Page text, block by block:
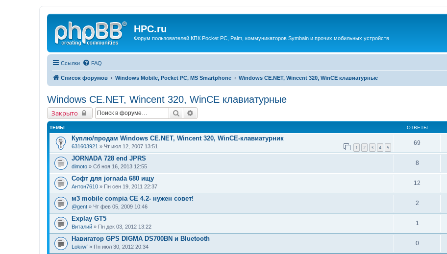
HPC.ru
Форум пользователей КПК Pocket PC, Palm, коммуникаторов Symbain и прочих мобильных устройств
Ссылки FAQ
Список форумов Windows Mobile, Pocket PC, MS Smartphone Windows CE.NET, Wincent 320, WinCE клавиатурные
Windows CE.NET, Wincent 320, WinCE клавиатурные
Закрыто Поиск
ТЕМЫ ОТВЕТЫ
Куплю/продам Windows CE.NET, Wincent 320, WinCE-клавиатурник
631603921 » Чт июл 12, 2007 13:51 1 2 3 4 5
69
JORNADA 728 end JPRS
dimoto » Сб ноя 16, 2013 12:55
8
Софт для jornada 680 ищу
Антон7610 » Пн сен 19, 2011 22:37
12
м3 mobile compia CE 4.2- нужен совет!
@gent » Чт фев 05, 2009 10:46
2
Explay GT5
Виталий » Пн дек 03, 2012 13:22
1
Навигатор GPS DIGMA DS700BN и Bluetooth
Lokiiwf » Пн июл 30, 2012 20:34
0